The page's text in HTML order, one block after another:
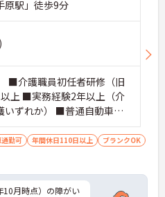
原駅」徒歩9分
介護職員初任者研修（旧
上 ■実務経験2年以上（介
いずれか） ■普通自動車運
可) ※管理業務に就かれて
通勤可 年間休日110日以上
ブランクOK
月時点）の障がい